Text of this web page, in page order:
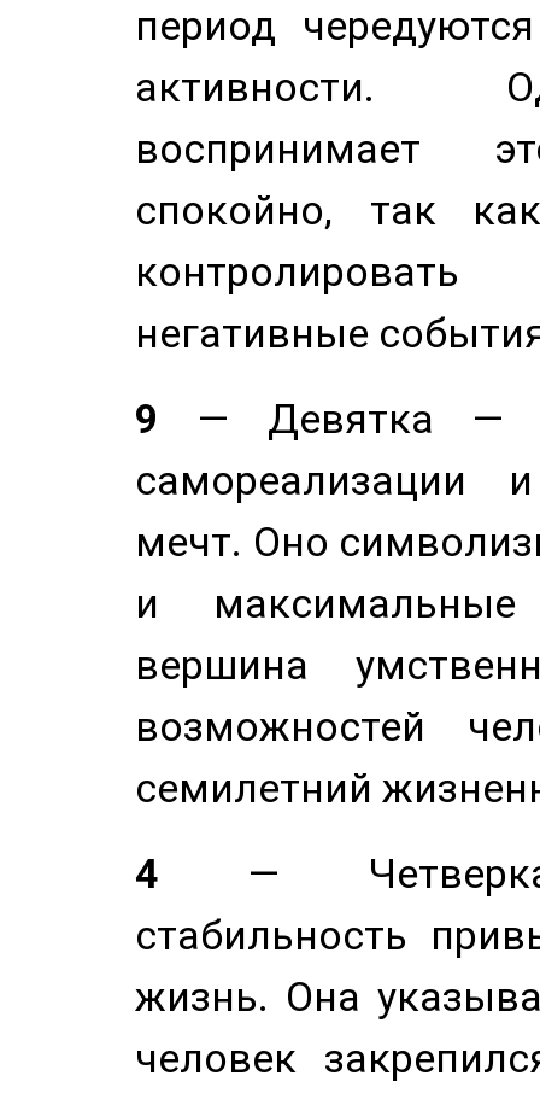
период
активности.
воспринимает
спокойно, так
негативные
9 — Девятка —
самореализации
мечт. Оно
и
вершина
возможностей
семилетний
4 — Четверка
стабильность
жизнь. Она
человек